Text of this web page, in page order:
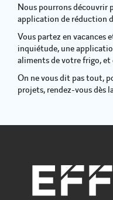
Nous pourrons découvrir
application de réduction
Vous partez en vacances
inquiétude, une
aliments de votre frigo, et
On ne vous dit pas tout,
projets, rendez-vous dès